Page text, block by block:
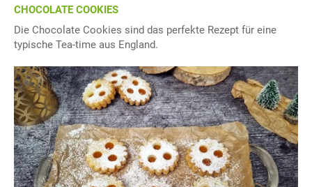
CHOCOLATE COOKIES
Die Chocolate Cookies sind das perfekte Rezept für eine
typische Tea-time aus England.